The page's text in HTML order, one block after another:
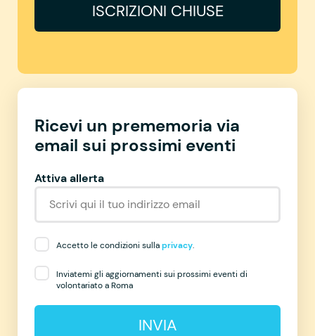
ISCRIZIONI CHIUSE
Ricevi un prememoria via
email sui prossimi eventi
Attiva allerta
Accetto le condizioni sullaprivacy.
Inviatemi gli aggiornamenti sui prossimi eventi di
volontariato a Roma
INVIA